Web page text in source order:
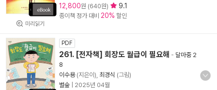
미리읽기
12,800원 (640원) 9.1
종이책 정가 대비 20% 할인
PDF
261. [전자책] 회장도 월급이 필요해 - 달마중 2
8
이수용(지은이), 최경식 (그림)
별숲
2025년 04월